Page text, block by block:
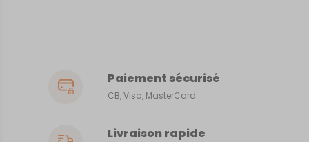
Paiement sécurisé
CB, Visa, MasterCard
Livraison rapide